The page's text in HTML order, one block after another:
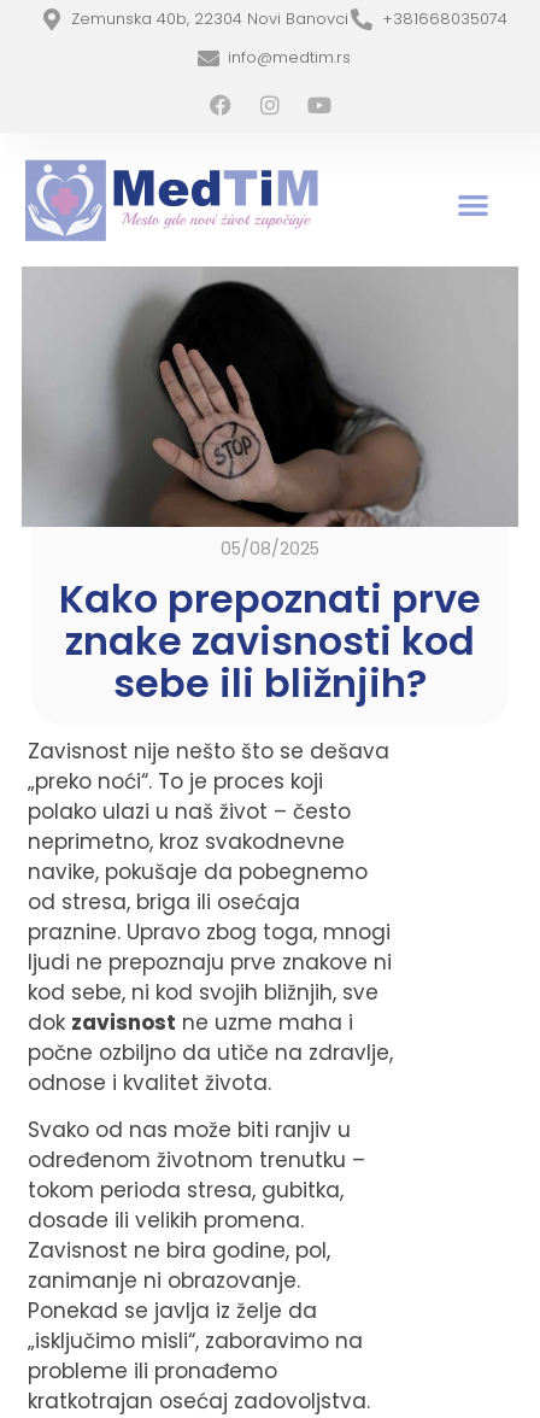
Zemunska 40b, 22304 Novi Banovci
+381668035074
info@medtim.rs
05/08/2025
Kako prepoznati prve
znake zavisnosti kod
sebe ili bližnjih?
Zavisnost nije nešto što se dešava
„preko noći“. To je proces koji
polako ulazi u naš život – često
neprimetno, kroz svakodnevne
navike, pokušaje da pobegnemo
od stresa, briga ili osećaja
praznine. Upravo zbog toga, mnogi
ljudi ne prepoznaju prve znakove ni
kod sebe, ni kod svojih bližnjih, sve
dok zavisnost ne uzme maha i
počne ozbiljno da utiče na zdravlje,
odnose i kvalitet života.
Svako od nas može biti ranjiv u
određenom životnom trenutku –
tokom perioda stresa, gubitka,
dosade ili velikih promena.
Zavisnost ne bira godine, pol,
zanimanje ni obrazovanje.
Ponekad se javlja iz želje da
„isključimo misli“, zaboravimo na
probleme ili pronađemo
kratkotrajan osećaj zadovoljstva.